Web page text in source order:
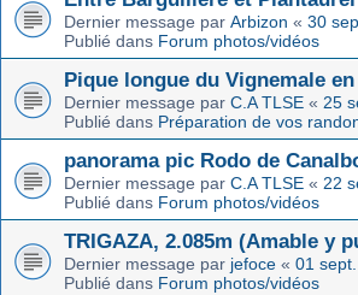
Dernier message par Arbizon « 30
Publié dans Forum photos/vidéos
Pique longue du Vignemale
Dernier message par C.A TLSE « 25
Publié dans Préparation de vos
panorama pic Rodo de
Dernier message par C.A TLSE « 22
Publié dans Forum photos/vidéos
TRIGAZA, 2.085m (Amable y
Dernier message par jefoce « 01
Publié dans Forum photos/vidéos